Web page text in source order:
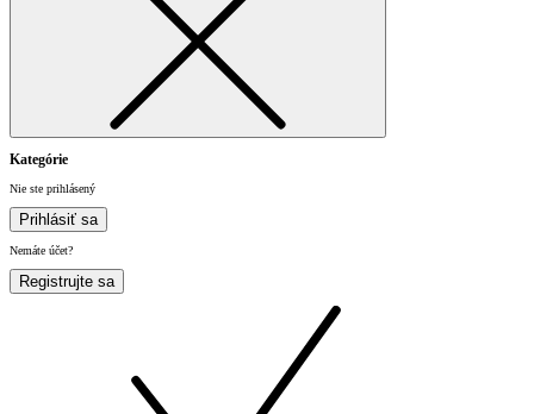
Kategórie
Nie ste prihlásený
Prihlásiť sa
Nemáte účet?
Registrujte sa